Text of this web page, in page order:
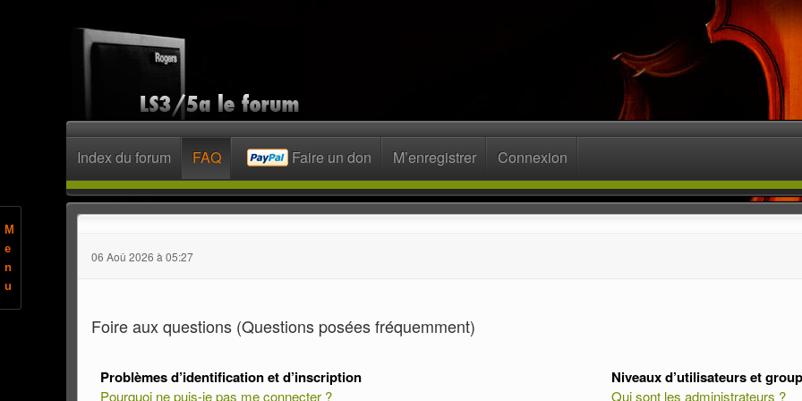
M
e
n
u
Index du forum FAQ Faire un don M’enregistrer Connexion
06 Aoû 2026 à 05:27
Foire aux questions (Questions posées fréquemment)
Problèmes d’identification et d’inscription
Pourquoi ne puis-je pas me connecter ?
Niveaux d’utilisateurs et
Qui sont les administrateurs ?